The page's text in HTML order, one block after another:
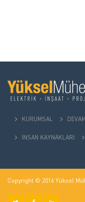
KURUMSAL
İNSAN KAYNAKLARI
Copyright © 2016 Yüksel